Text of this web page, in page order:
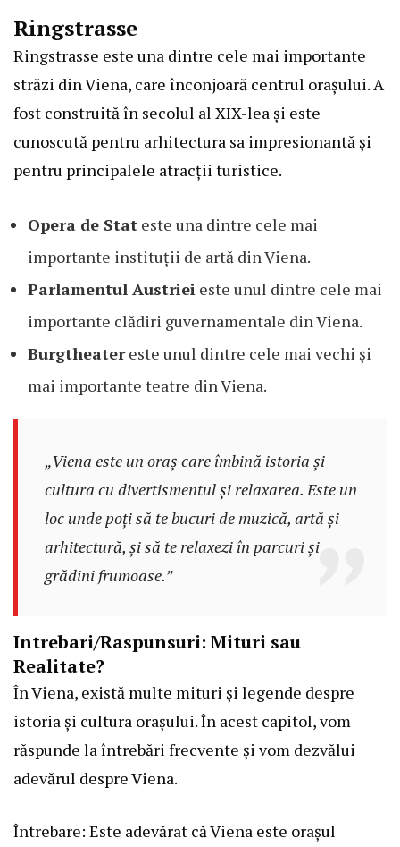
Ringstrasse
Ringstrasse este una dintre cele mai importante
străzi din Viena, care înconjoară centrul orașului. A
fost construită în secolul al XIX-lea și este
cunoscută pentru arhitectura sa impresionantă și
pentru principalele atracții turistice.
Opera de Stat este una dintre cele mai
importante instituții de artă din Viena.
Parlamentul Austriei este unul dintre cele mai
importante clădiri guvernamentale din Viena.
Burgtheatereste unul dintre cele mai vechi și
mai importante teatre din Viena.
„Viena este un oraș care îmbină istoria și
cultura cu divertismentul și relaxarea. Este un
loc unde poți să te bucuri de muzică, artă și
arhitectură, și să te relaxezi în parcuri și
grădini frumoase.”
Intrebari/Raspunsuri: Mituri sau
Realitate?
În Viena, există multe mituri și legende despre
istoria și cultura orașului. În acest capitol, vom
răspunde la întrebări frecvente și vom dezvălui
adevărul despre Viena.
Întrebare: Este adevărat că Viena este orașul